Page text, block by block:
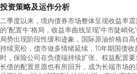
投资策略及运作分析
二季度以来，境内债券市场整体呈现收益率
的“配置牛”格局，收益率曲线呈现“牛市陡峭
局势出现阶段性缓和迹象，国际原油价格自
持续宽松，债市做多情绪延续，10年期国债收
时，保险公司在负债端持续扩张、权益配置
长债的配置意愿也有所回升，成为长端市场